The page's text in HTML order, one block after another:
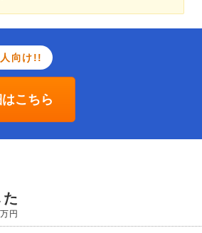
向け!!
こちら
円